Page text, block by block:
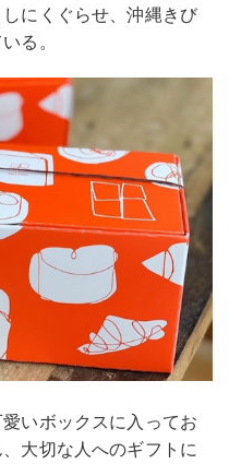
にくぐらせ、沖縄きび
る。
いボックスに入ってお
大切な人へのギフトに